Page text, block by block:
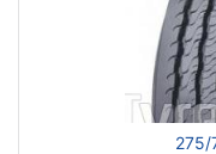
275/